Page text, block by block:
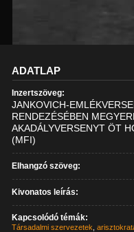
ADATLAP
Inzertszöveg:
JANKOVICH-
RENDEZÉSÉBEN
AKADÁLYVERSENYT ÖT
(MFI)
Elhangzó szöveg:
Kivonatos leírás:
Kapcsolódó témák:
Társadalmi szervezetek ,